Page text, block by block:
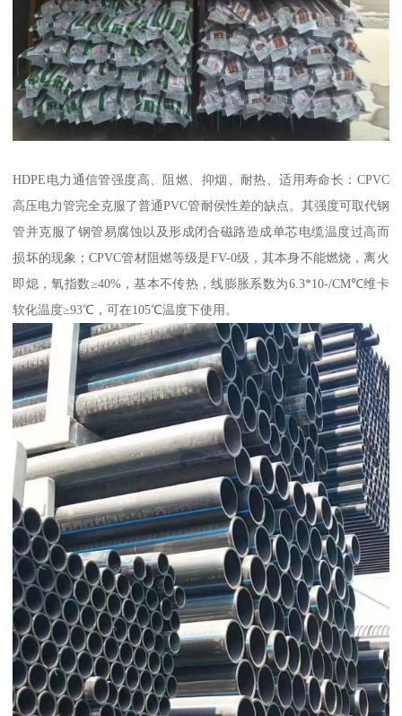
HDPE电力通信管强度高、阻燃、抑烟、耐热、适用寿命长：CPVC
高压电力管完全克服了普通PVC管耐侯性差的缺点。其强度可取代钢
管并克服了钢管易腐蚀以及形成闭合磁路造成单芯电缆温度过高而
损坏的现象；CPVC管材阻燃等级是FV-0级，其本身不能燃烧，离火
即熄，氧指数≥40%，基本不传热，线膨胀系数为6.3*10-/CM℃维卡
软化温度≥93℃，可在105℃温度下使用。